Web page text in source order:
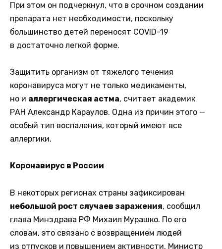
При этом он подчеркнул, что в срочном создании
препарата нет необходимости, поскольку
большинство детей переносят COVID-19
в достаточно легкой форме.
Защитить организм от тяжелого течения
коронавируса могут не только медикаменты,
но и аллергическая астма, считает академик
РАН Александр Караулов. Одна из причин этого —
особый тип воспаления, который имеют все
аллергики.
Коронавирус в России
В некоторых регионах страны зафиксирован
небольшой рост случаев заражения, сообщил
глава Минздрава РФ Михаил Мурашко. По его
словам, это связано с возвращением людей
из отпусков и повышением активности. Министр